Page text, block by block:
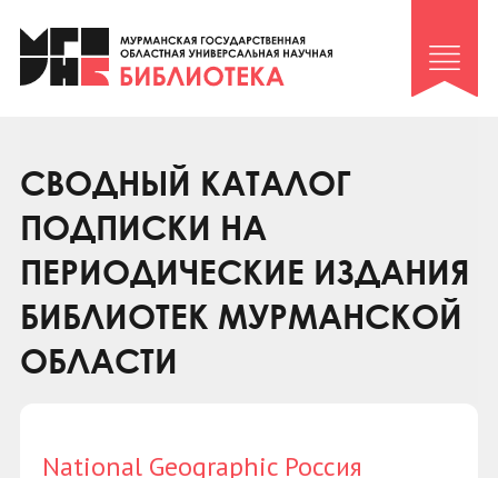
Клуб «Гиря и сельдерей»
Клуб «Семейный архив»
Коллегам
Контакты
СВОДНЫЙ КАТАЛОГ
ПОДПИСКИ НА
ПЕРИОДИЧЕСКИЕ ИЗДАНИЯ
БИБЛИОТЕК МУРМАНСКОЙ
ОБЛАСТИ
National Geographic Россия